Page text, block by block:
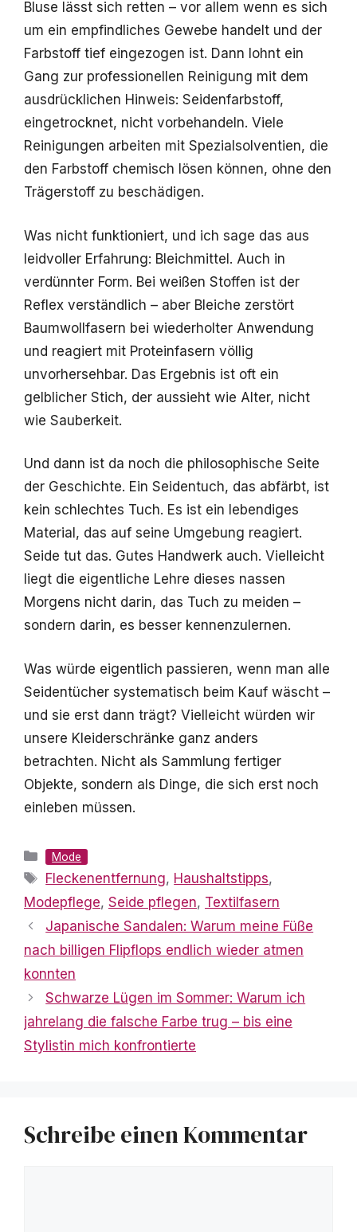
Bluse lässt sich retten – vor allem wenn es sich
um ein empfindliches Gewebe handelt und der
Farbstoff tief eingezogen ist. Dann lohnt ein
Gang zur professionellen Reinigung mit dem
ausdrücklichen Hinweis: Seidenfarbstoff,
eingetrocknet, nicht vorbehandeln. Viele
Reinigungen arbeiten mit Spezialsolventien, die
den Farbstoff chemisch lösen können, ohne den
Trägerstoff zu beschädigen.
Was nicht funktioniert, und ich sage das aus
leidvoller Erfahrung: Bleichmittel. Auch in
verdünnter Form. Bei weißen Stoffen ist der
Reflex verständlich – aber Bleiche zerstört
Baumwollfasern bei wiederholter Anwendung
und reagiert mit Proteinfasern völlig
unvorhersehbar. Das Ergebnis ist oft ein
gelblicher Stich, der aussieht wie Alter, nicht
wie Sauberkeit.
Und dann ist da noch die philosophische Seite
der Geschichte. Ein Seidentuch, das abfärbt, ist
kein schlechtes Tuch. Es ist ein lebendiges
Material, das auf seine Umgebung reagiert.
Seide tut das. Gutes Handwerk auch. Vielleicht
liegt die eigentliche Lehre dieses nassen
Morgens nicht darin, das Tuch zu meiden –
sondern darin, es besser kennenzulernen.
Was würde eigentlich passieren, wenn man alle
Seidentücher systematisch beim Kauf wäscht –
und sie erst dann trägt? Vielleicht würden wir
unsere Kleiderschränke ganz anders
betrachten. Nicht als Sammlung fertiger
Objekte, sondern als Dinge, die sich erst noch
einleben müssen.
Kategorien
Mode
Schlagwörter
Fleckenentfernung, Haushaltstipps,
Modepflege, Seide pflegen, Textilfasern
Japanische Sandalen: Warum meine Füße
nach billigen Flipflops endlich wieder atmen
konnten
Schwarze Lügen im Sommer: Warum ich
jahrelang die falsche Farbe trug – bis eine
Stylistin mich konfrontierte
Schreibe einen Kommentar